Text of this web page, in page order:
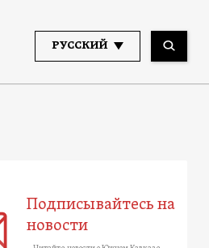
РУССКИЙ
Подписывайтесь на
новости